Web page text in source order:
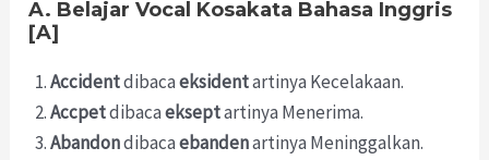
A. Belajar Vocal Kosakata Bahasa Inggris
[A]
Accidentdibacaeksidentartinya Kecelakaan.
Accpetdibacaekseptartinya Menerima.
Abandondibacaebandenartinya Meninggalkan.